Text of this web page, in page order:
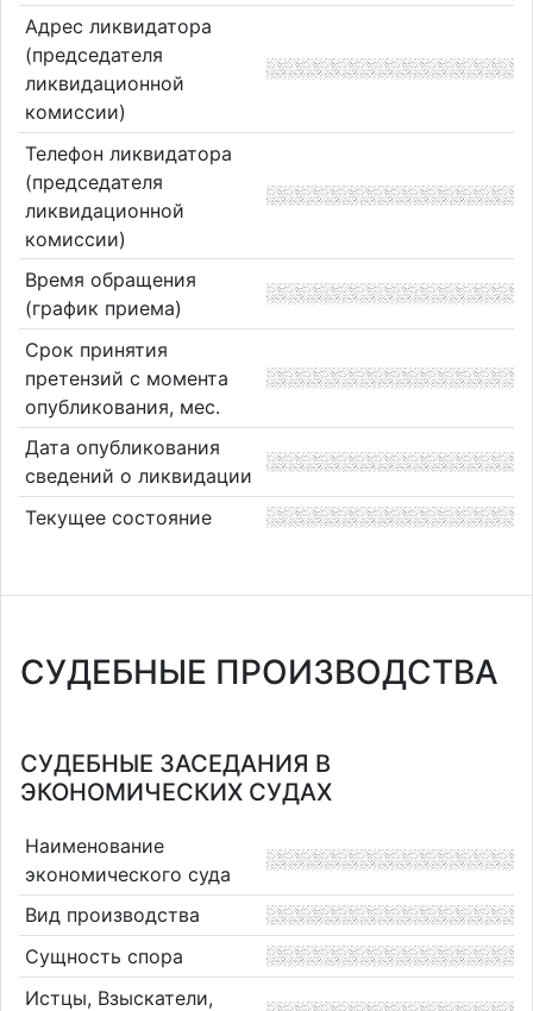
Адрес ликвидатора
(председателя
ликвидационной
комиссии)
Телефон ликвидатора
(председателя
ликвидационной
комиссии)
Время обращения
(график приема)
Срок принятия
претензий с момента
опубликования, мес.
Дата опубликования
сведений о ликвидации
Текущее состояние
СУДЕБНЫЕ ПРОИЗВОДСТВА
СУДЕБНЫЕ ЗАСЕДАНИЯ В
ЭКОНОМИЧЕСКИХ СУДАХ
Наименование
экономического суда
Вид производства
Сущность спора
Истцы, Взыскатели,